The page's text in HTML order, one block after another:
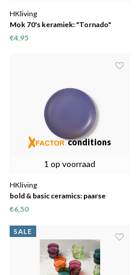
HKliving
Mok 70's keramiek: "Tornado"
€4,95
1 op voorraad
conditions
HKliving
bold & basic ceramics: paarse
zijplaat (--> Laaste 4)
€6,50
SALE